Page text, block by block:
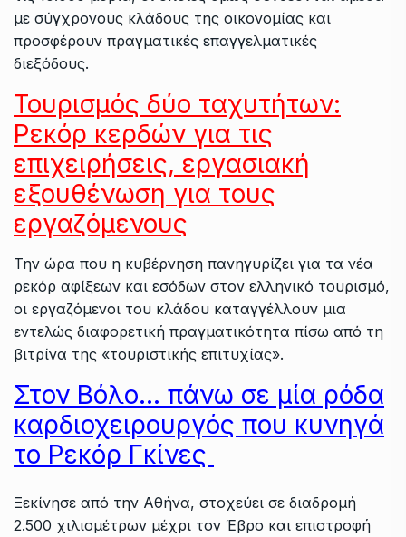
με σύγχρονους κλάδους της οικονομίας και
προσφέρουν πραγματικές επαγγελματικές
διεξόδους.
Τουρισμός δύο ταχυτήτων:
Ρεκόρ κερδών για τις
επιχειρήσεις, εργασιακή
εξουθένωση για τους
εργαζόμενους
Την ώρα που η κυβέρνηση πανηγυρίζει για τα νέα
ρεκόρ αφίξεων και εσόδων στον ελληνικό τουρισμό,
οι εργαζόμενοι του κλάδου καταγγέλλουν μια
εντελώς διαφορετική πραγματικότητα πίσω από τη
βιτρίνα της «τουριστικής επιτυχίας».
Στον Βόλο… πάνω σε μία ρόδα
καρδιοχειρουργός που κυνηγά
το Ρεκόρ Γκίνες
Ξεκίνησε από την Αθήνα, στοχεύει σε διαδρομή
2.500 χιλιομέτρων μέχρι τον Έβρο και επιστροφή